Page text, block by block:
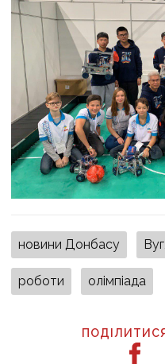
новини Донбасу
роботи олімпіада